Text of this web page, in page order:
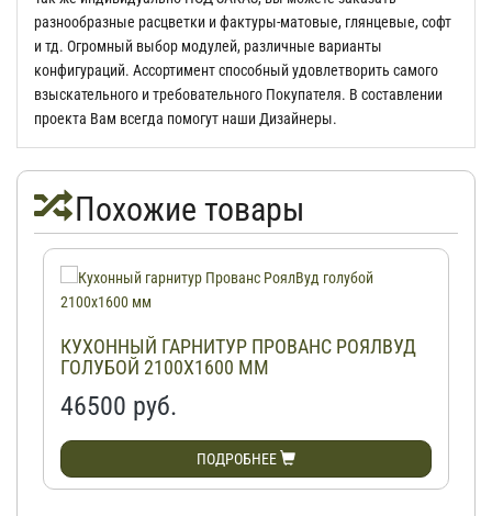
разнообразные расцветки и фактуры-матовые, глянцевые, софт
и тд. Огромный выбор модулей, различные варианты
конфигураций. Ассортимент способный удовлетворить самого
взыскательного и требовательного Покупателя. В составлении
проекта Вам всегда помогут наши Дизайнеры.
Похожие товары
КУХОННЫЙ ГАРНИТУР ПРОВАНС РОЯЛВУД
ГОЛУБОЙ 2100Х1600 ММ
46500 руб.
ПОДРОБНЕЕ